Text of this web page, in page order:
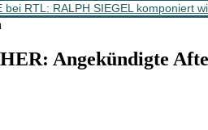
bei RTL: RALPH SIEGEL komponiert
Angekündigte